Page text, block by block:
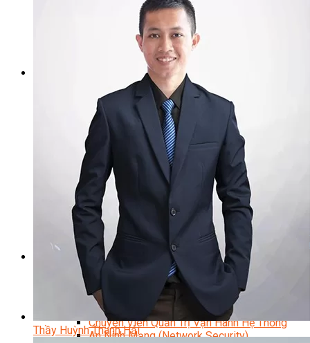
Học Thanh Nhạc Trẻ Em
Học Hát Hay Như Thần Tượng
Học K-POP Dance
Học Nhảy Hiện Đại
Chuyên Đề Tiktok Dance
Kỹ Thuật – Công Nghệ
Kỹ Thuật Viên Điện – Nước – Điện Lạnh Dân Dụng
Kỹ Thuật Viên Điện Lạnh Ô Tô
Kỹ Thuật Viên Điện – Điện Tử Ô Tô Cơ Bản
Kỹ Thuật Viên Điện Lạnh Dân Dụng
Kỹ Thuật Viên Điện Dân Dụng
Kỹ Thuật Viên Điện Công Nghiệp
Nghiệp Vụ Tư Vấn & Giám Sát MEP
Sửa Chữa Điện Lạnh Dân Dụng
Chuyên Viên Chẩn Đoán ECU
Kỹ Thuật Viên Đại Tu Hộp Số Tự Động Chuyên Sâu
Kỹ Thuật Quấn Dây Và Sửa Chữa Máy Điện
Thiết Kế Lắp Đặt Hệ Thống Điện Năng Lượng Mặt
Kỹ Thuật Viên Điện Tử Chuyên Ngành Điện – Điện
Ngành Khác
Quản Trị & Phát Triển Doanh Nghiệp
Giám Đốc Nhân Sự Chuyên Nghiệp
Quản Lý Cấp Trung Chuyên Nghiệp
Công Nghệ Thông Tin
Chuyên Viên Quản Trị Vận Hành Hệ Thống
An Ninh Mạng (Network Security)
Thầy Huỳnh Thanh Hải